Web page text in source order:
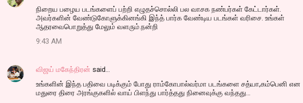
நிறைய பழைய படங்களைப் பற்றி எழுதச்சொல்லி பல வாசக நண்பர்கள் கேட்டார்கள்.
அவர்களின் வேண்டுகோளுக்கினங்கி இந்த் பார்க வேண்டிய படங்கள் வரிசை. உங்கள்
ஆதரவைபொறுத்து மேலும் வளரும்.நன்றி
9:43 AM
விஜய் மகேந்திரன் said…
உங்களின் இந்த பதிவை படிக்கும் போது ராம்கோபால்வர்மா படங்களை சத்யா,கம்பெனி என
மதுரை திரை அரங்குகளில் வாய் பிளந்து பார்த்தது நினைவுக்கு வந்தது...